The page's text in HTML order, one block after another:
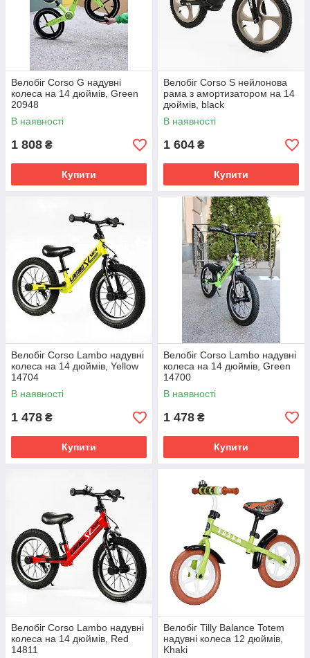
Велобіг Corso G надувні
колеса на 14 дюймів, Green
20948
В наявності
1 808 ₴
Купити
Велобіг Corso S нейлонова
рама з амортизатором на 14
дюймів, black
В наявності
1 604 ₴
Купити
Велобіг Corso Lambo надувні
колеса на 14 дюймів, Yellow
14704
В наявності
1 478 ₴
Купити
Велобіг Corso Lambo надувні
колеса на 14 дюймів, Green
14700
В наявності
1 478 ₴
Купити
Велобіг Corso Lambo надувні
колеса на 14 дюймів, Red
14811
Велобіг Tilly Balance Totem
надувні колеса 12 дюймів,
Khaki